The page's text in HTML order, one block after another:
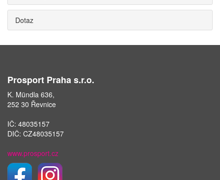
Dotaz
Prosport Praha s.r.o.
K. Mündla 636,
252 30 Řevnice
IČ: 48035157
DIČ: CZ48035157
www.prosport.cz